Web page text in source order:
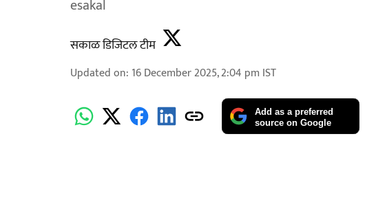
esakal
सकाळ डिजिटल टीम
Updated on: 16 December 2025, 2:04 pm IST
Add as a preferred
source on Google